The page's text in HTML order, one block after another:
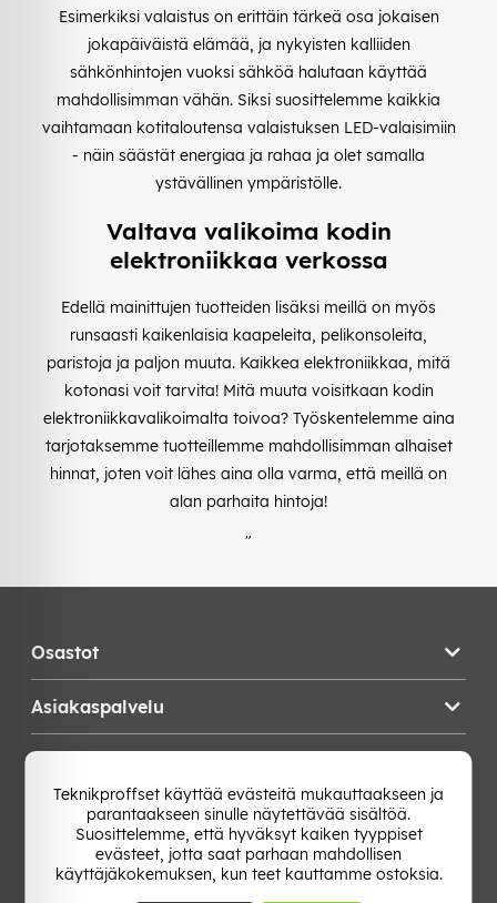
Esimerkiksi valaistus on erittäin tärkeä osa jokaisen
jokapäiväistä elämää, ja nykyisten kalliiden
sähkönhintojen vuoksi sähköä halutaan käyttää
mahdollisimman vähän. Siksi suosittelemme kaikkia
vaihtamaan kotitaloutensa valaistuksen LED-valaisimiin
- näin säästät energiaa ja rahaa ja olet samalla
ystävällinen ympäristölle.
Valtava valikoima kodin
elektroniikkaa verkossa
Edellä mainittujen tuotteiden lisäksi meillä on myös
runsaasti kaikenlaisia kaapeleita, pelikonsoleita,
paristoja ja paljon muuta. Kaikkea elektroniikkaa, mitä
kotonasi voit tarvita! Mitä muuta voisitkaan kodin
elektroniikkavalikoimalta toivoa? Työskentelemme aina
tarjotaksemme tuotteillemme mahdollisimman alhaiset
hinnat, joten voit lähes aina olla varma, että meillä on
alan parhaita hintoja!
"
Osastot
Asiakaspalvelu
Vaihda Maa
Teknikproffset käyttää evästeitä mukauttaakseen ja
parantaakseen sinulle näytettävää sisältöä.
Suosittelemme, että hyväksyt kaiken tyyppiset
evästeet, jotta saat parhaan mahdollisen
käyttäjäkokemuksen, kun teet kauttamme ostoksia.